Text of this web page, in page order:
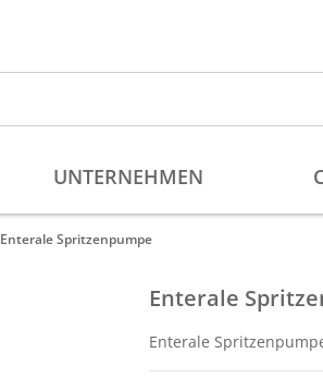
Enterale Spritzenpumpe
Enterale
Enterale